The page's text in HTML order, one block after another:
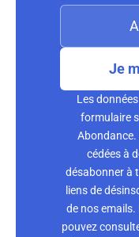
Je
Les
formulaire
Abondance.
cédées à
désabonner à
liens de
de nos
pouvez